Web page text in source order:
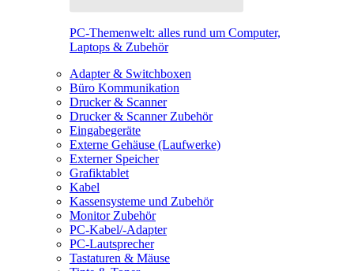
PC-Themenwelt: alles rund um Computer,
Laptops & Zubehör
Adapter & Switchboxen
Büro Kommunikation
Drucker & Scanner
Drucker & Scanner Zubehör
Eingabegeräte
Externe Gehäuse (Laufwerke)
Externer Speicher
Grafiktablet
Kabel
Kassensysteme und Zubehör
Monitor Zubehör
PC-Kabel/-Adapter
PC-Lautsprecher
Tastaturen & Mäuse